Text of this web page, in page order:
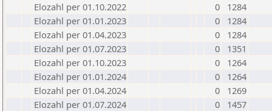
Elozahl per 01.10.2022
0
1284
Elozahl per 01.01.2023
0
1284
Elozahl per 01.04.2023
0
1284
Elozahl per 01.07.2023
0
1351
Elozahl per 01.10.2023
0
1264
Elozahl per 01.01.2024
0
1264
Elozahl per 01.04.2024
0
1269
Elozahl per 01.07.2024
0
1457